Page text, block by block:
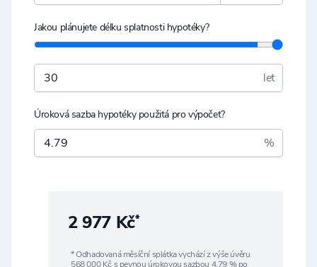
Jakou plánujete délku splatnosti hypotéky?
let
Úroková sazba hypotéky použitá pro výpočet?
%
2 977 Kč*
* Odhadovaná měsíční splátka vychází z výše úvěru
568 000Kč s pevnou úrokovou sazbou 4,79% po